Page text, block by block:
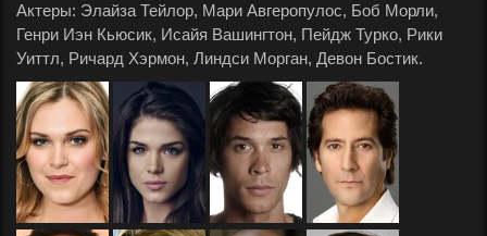
Актеры: Элайза Тейлор, Мари Авгеропулос, Боб Морли,
Генри Иэн Кьюсик, Исайя Вашингтон, Пейдж Турко, Рики
Уиттл, Ричард Хэрмон, Линдси Морган, Девон Бостик.